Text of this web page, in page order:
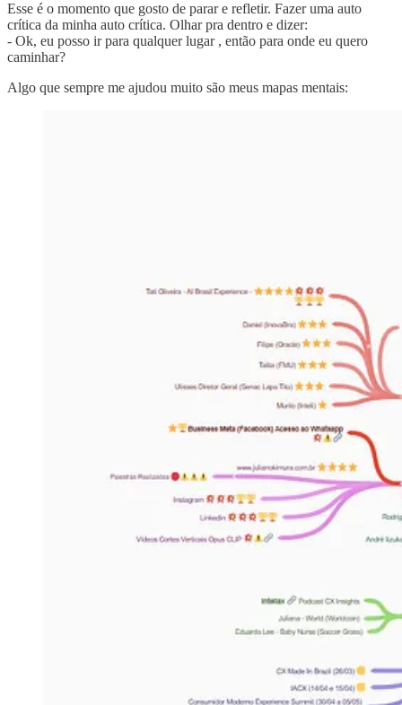
Esse é o momento que gosto de parar e refletir. Fazer uma auto
crítica da minha auto crítica. Olhar pra dentro e dizer:
- Ok, eu posso ir para qualquer lugar , então para onde eu quero
caminhar?
Algo que sempre me ajudou muito são meus mapas mentais: